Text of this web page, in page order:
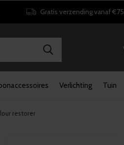
Verlichting Tuin
Gratis verzending vanaf €75
restorer